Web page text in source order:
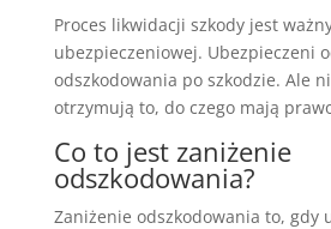
Proces likwidacji szkody jest
ubezpieczeniowej. Ubezpieczeni
odszkodowania po szkodzie. Ale
otrzymują to, do czego mają
Co to jest zaniżenie
odszkodowania?
Zaniżenie odszkodowania to, gdy